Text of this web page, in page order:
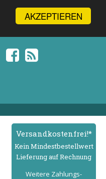
AKZEPTIEREN
Versand­kostenfrei!*
Kein Mindest­bestell­wert
Lieferung auf Rechnung
Weitere Zahlungs­